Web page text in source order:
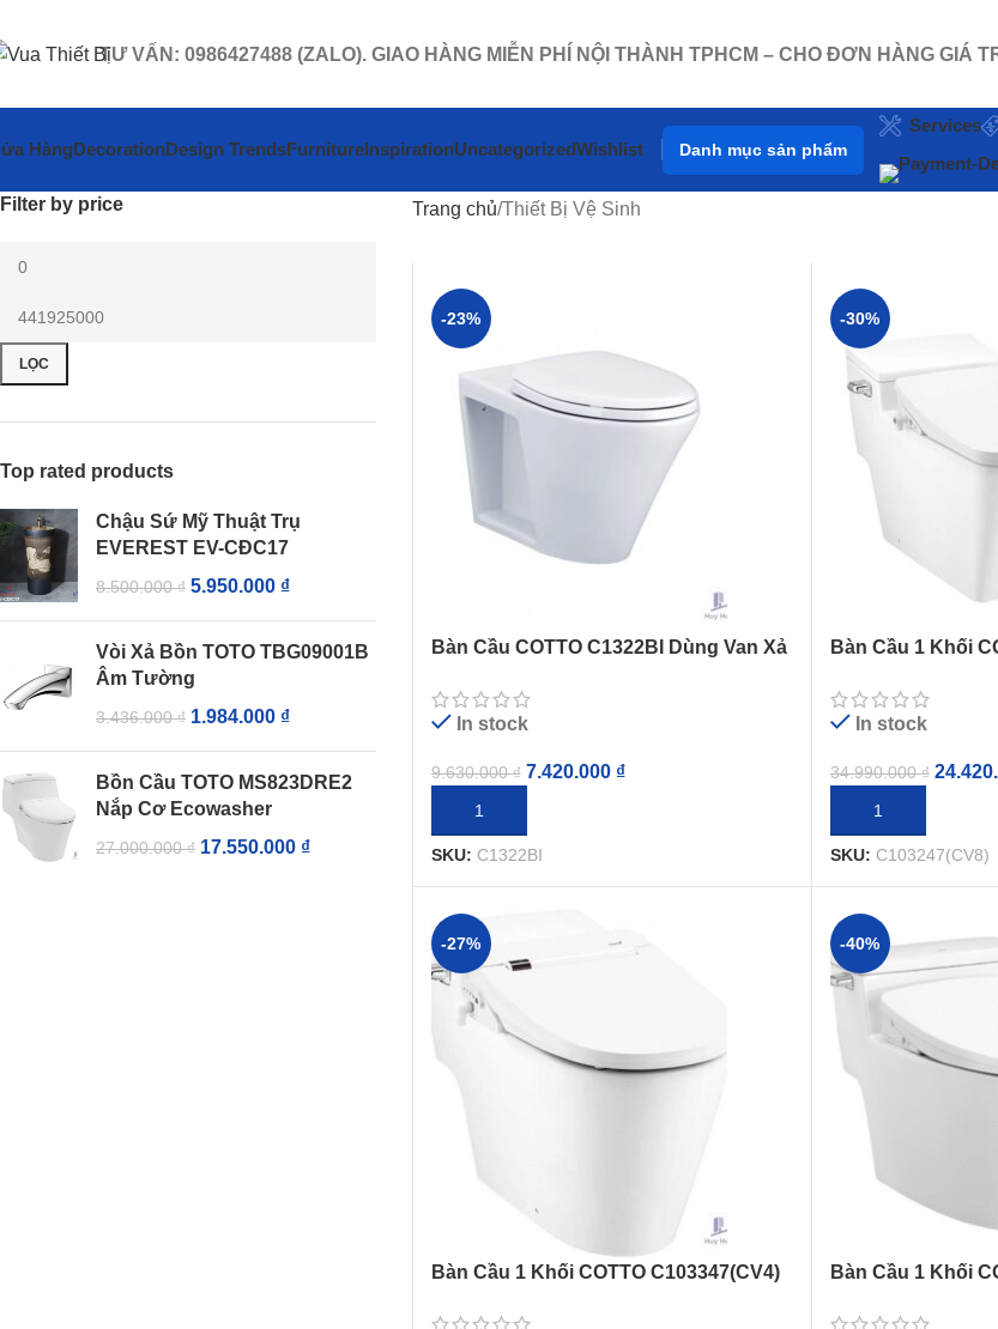
TƯ VẤN: 0986427488 (ZALO). GIAO HÀNG MIỄN PHÍ NỘI THÀNH TPHCM – CHO ĐƠN HÀNG GIÁ
HàngDecorationDesign TrendsFurnitureInspirationUncategorizedWishlist Danh mục sản phẩm
Services
Filter by price
LỌC
Top rated products
Chậu Sứ Mỹ Thuật Trụ
EVEREST EV-CĐC17
8.500.000₫ 5.950.000 ₫
Vòi Xả Bồn TOTO TBG09001B
Âm Tường
3.436.000₫ 1.984.000 ₫
Bồn Cầu TOTO MS823DRE2
Nắp Cơ Ecowasher
27.000.000₫ 17.550.000 ₫
Trang chủ Thiết Bị Vệ Sinh
-23%
Bàn Cầu COTTO C1322BI Dùng Van Xả
In stock
9.630.000₫ 7.420.000 ₫
THÊM VÀO GIỎ HÀNG
SKU: C1322BI
-30%
Bàn Cầu 1 Khối
In stock
34.990.000₫
THÊM VÀO GIỎ
SKU: C103247(CV8)
-27%
Bàn Cầu 1 Khối COTTO C103347(CV4)
-40%
Bàn Cầu 1 Khối